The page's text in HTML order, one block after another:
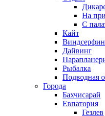
На
С
Кайт
Дайвинг
Рыбалка
Подводная
Города
Бахчисарай
Евпатория
Гезлев